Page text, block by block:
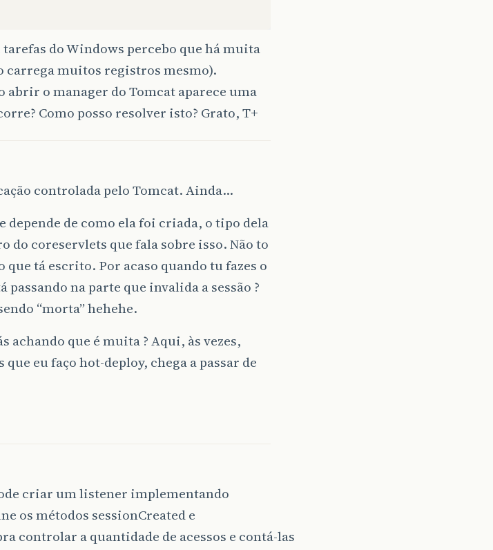
do Windows percebo que há muita
carrega muitos registros mesmo).
abrir o manager do Tomcat aparece uma
Como posso resolver isto? Grato, T+
controlada pelo Tomcat. Ainda…
depende de como ela foi criada, o tipo dela
do coreservlets que fala sobre isso. Não to
tá escrito. Por acaso quando tu fazes o
passando na parte que invalida a sessão ?
“morta” hehehe.
achando que é muita ? Aqui, às vezes,
que eu faço hot-deploy, chega a passar de
criar um listener implementando
os métodos sessionCreated e
controlar a quantidade de acessos e contá-las